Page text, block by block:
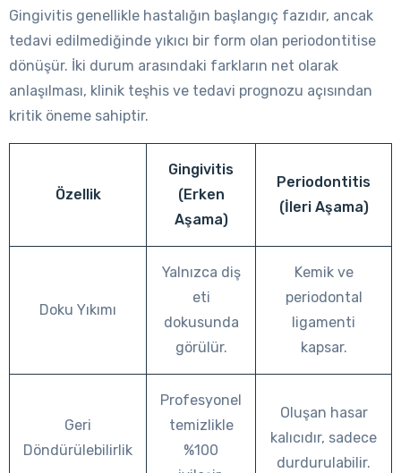
Gingivitis genellikle hastalığın başlangıç fazıdır, ancak
tedavi edilmediğinde yıkıcı bir form olan periodontitise
dönüşür. İki durum arasındaki farkların net olarak
anlaşılması, klinik teşhis ve tedavi prognozu açısından
kritik öneme sahiptir.
Özellik
Gingivitis
(Erken
Aşama)
Periodontitis
(İleri Aşama)
Doku Yıkımı
Yalnızca diş
eti
dokusunda
görülür.
Kemik ve
periodontal
ligamenti
kapsar.
Geri
Döndürülebilirlik
Profesyonel
temizlikle
%100
Oluşan hasar
kalıcıdır, sadece
durdurulabilir.